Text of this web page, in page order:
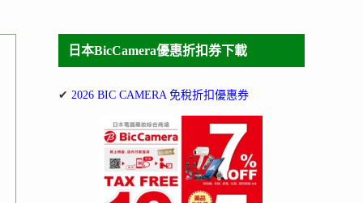
日本BicCamera優惠折扣券下載
✔ 2026 BIC CAMERA 免稅折扣優惠券